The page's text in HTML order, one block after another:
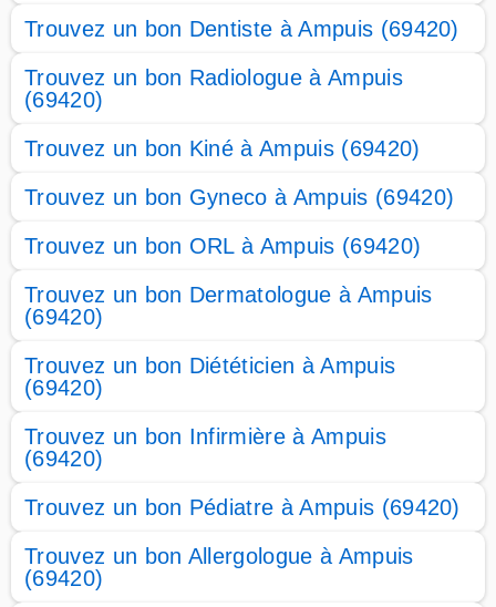
Trouvez un bon Dentiste à Ampuis (69420)
Trouvez un bon Radiologue à Ampuis
(69420)
Trouvez un bon Kiné à Ampuis (69420)
Trouvez un bon Gyneco à Ampuis (69420)
Trouvez un bon ORL à Ampuis (69420)
Trouvez un bon Dermatologue à Ampuis
(69420)
Trouvez un bon Diététicien à Ampuis
(69420)
Trouvez un bon Infirmière à Ampuis
(69420)
Trouvez un bon Pédiatre à Ampuis (69420)
Trouvez un bon Allergologue à Ampuis
(69420)